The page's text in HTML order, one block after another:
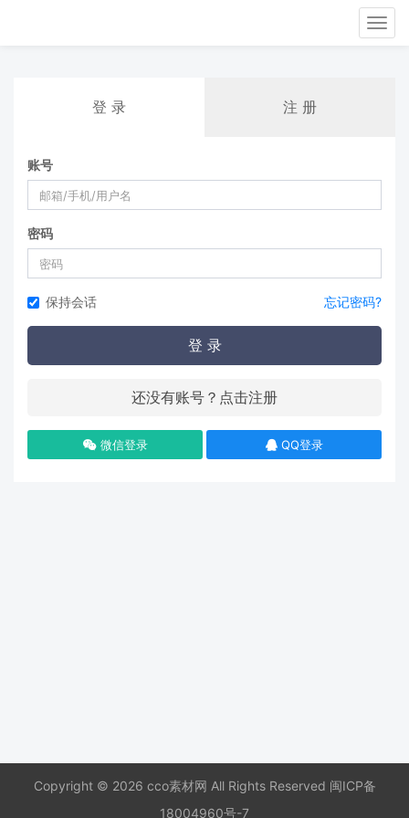
登 录 注 册
账号
密码
保持会话 忘记密码?
登 录
还没有账号？点击注册
微信登录 QQ登录
Copyright © 2026 cco素材网 All Rights Reserved 闽ICP备
18004960号-7